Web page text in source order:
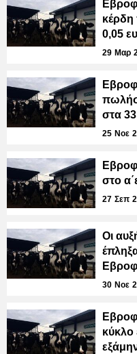
0,05
29 Μαρ
στα
25 Νοε
στο
27 Σεπ
Οι
30 Νοε
κύκλο